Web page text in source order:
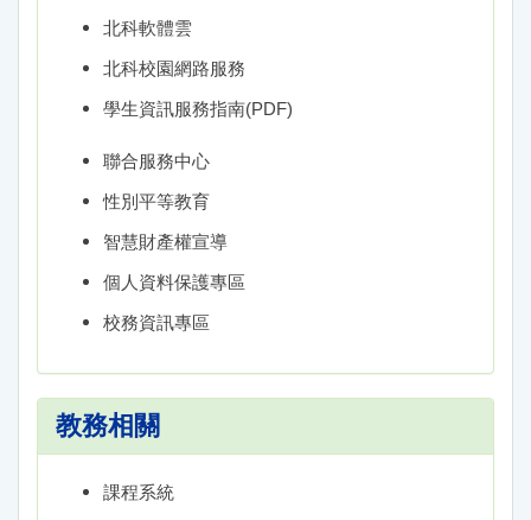
北科軟體雲
北科校園網路服務
學生資訊服務指南(PDF)
聯合服務中心
性別平等教育
智慧財產權宣導
個人資料保護專區
校務資訊專區
教務相關
課程系統